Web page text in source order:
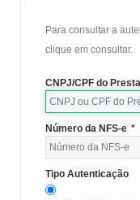
Para consultar a
clique em consultar.
CNPJ/CPF do
Número da NFS-e *
Tipo Autenticação